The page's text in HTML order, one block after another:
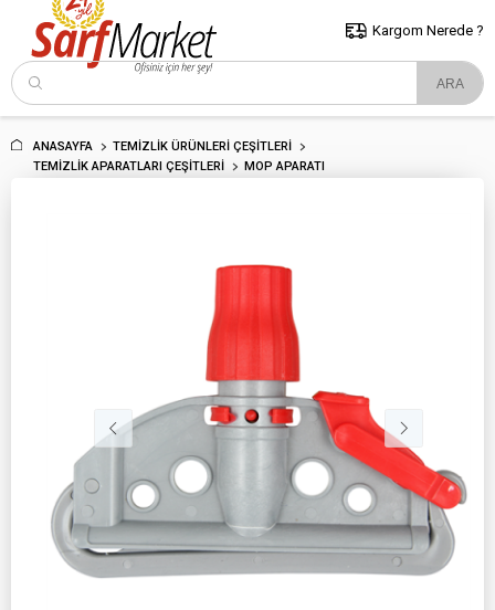
5000 TL ve Üzeri Alışverişlerde İstanbul İçi Kargo Bedava!
ve Trakya İçin Tıklayın..
Kargom Nerede ?
ANASAYFA
TEMIZLIK ÜRÜNLERI ÇEŞITLERI
TEMIZLIK APARATLARI ÇEŞITLERI
MOP APARATI